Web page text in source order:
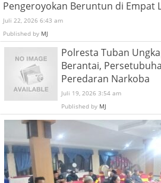
Pengeroyokan Beruntun di Empat
Juli 22, 2026 6:43 am
Published by MJ
Polresta Tuban
Berantai,
Peredaran Narkoba
Juli 19, 2026 3:54 am
Published by MJ